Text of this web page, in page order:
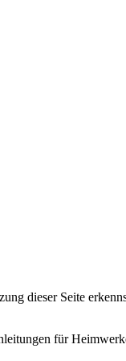
dieser Seite
für